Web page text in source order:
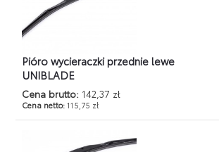
Pióro wycieraczki przednie lewe
UNIBLADE
Cena brutto: 142,37 zł
Cena netto:115,75 zł